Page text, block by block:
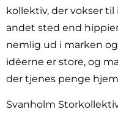
kollektiv, der vokser til
andet sted end
nemlig ud i marken
idéerne er store, og
der tjenes penge
Svanholm